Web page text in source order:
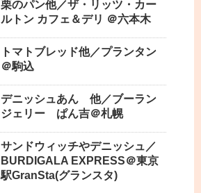
栗のパン他／ザ・リッツ・カー
ルトン カフェ＆デリ ＠六本木
トマトブレッド他／プランタン
＠駒込
デニッシュあん 他／ブーラン
ジェリー ぱん吉＠札幌
サンドウィッチやデニッシュ／
BURDIGALA EXPRESS＠東京
駅GranSta(グランスタ)